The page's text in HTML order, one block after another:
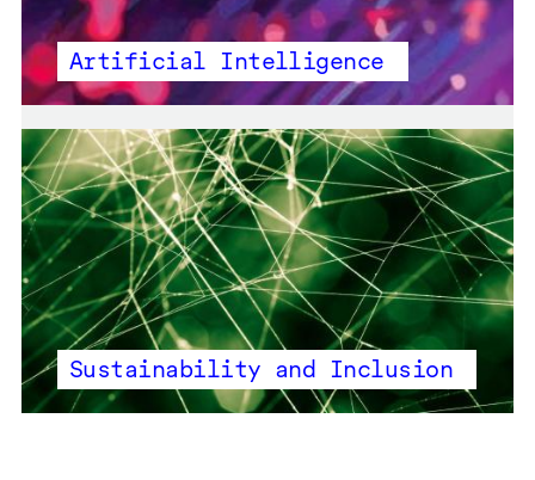
Artificial Intelligence
Sustainability and Inclusion